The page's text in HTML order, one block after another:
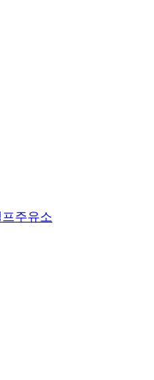
주유소